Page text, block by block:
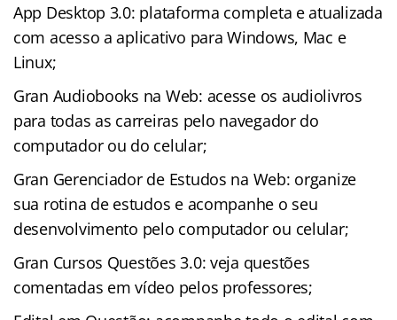
App Desktop 3.0: plataforma completa e atualizada
com acesso a aplicativo para Windows, Mac e
Linux;
Gran Audiobooks na Web: acesse os audiolivros
para todas as carreiras pelo navegador do
computador ou do celular;
Gran Gerenciador de Estudos na Web: organize
sua rotina de estudos e acompanhe o seu
desenvolvimento pelo computador ou celular;
Gran Cursos Questões 3.0: veja questões
comentadas em vídeo pelos professores;